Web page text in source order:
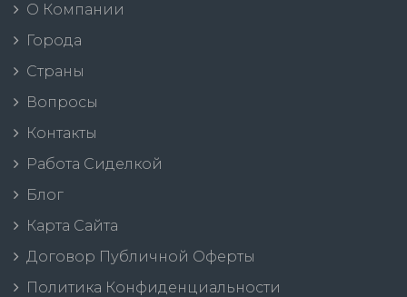
О Компании
Города
Страны
Вопросы
Контакты
Работа Сиделкой
Блог
Карта Сайта
Договор Публичной Оферты
Политика Конфиденциальности